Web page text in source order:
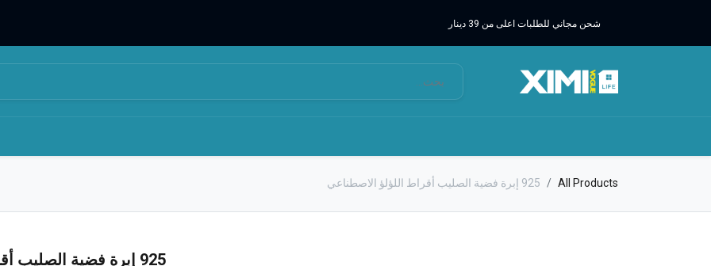
شحن مجاني للطلبات اعلى من 39 دينار
All Products 925 إبرة فضية الصليب أقراط اللؤلؤ الاصطناعي
925 إبرة فضية الصليب أقراط اللؤلؤ الاصطناعي